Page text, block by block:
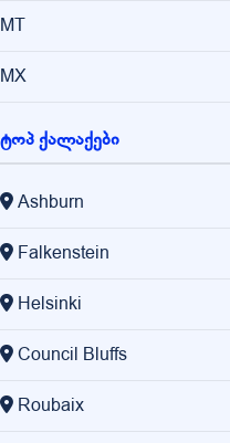
MT
MX
ტოპ ქალაქები
Ashburn
Falkenstein
Helsinki
Council Bluffs
Roubaix